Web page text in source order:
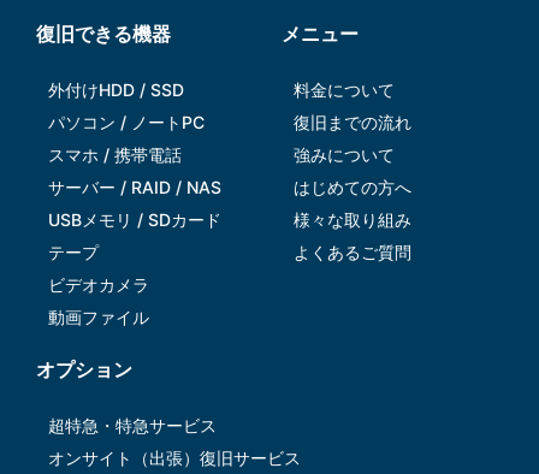
復旧できる機器
外付けHDD / SSD
パソコン / ノートPC
スマホ / 携帯電話
サーバー / RAID / NAS
USBメモリ / SDカード
テープ
ビデオカメラ
動画ファイル
メニュー
料金について
復旧までの流れ
強みについて
はじめての方へ
様々な取り組み
よくあるご質問
オプション
超特急・特急サービス
オンサイト（出張）復旧サービス